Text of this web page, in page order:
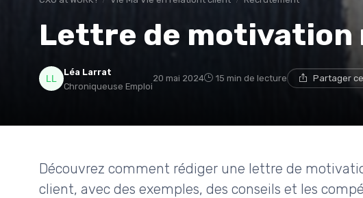
Lettre de
Léa Larrat
Chroniqueuse Emploi
20 mai 2024 15 min de lecture Partager
Découvrez comment rédiger une lettre de
client, avec des exemples, des conseils et les